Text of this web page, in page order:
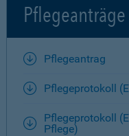
Pflegeanträge
Pflegeantrag
Pflegeprotokoll
Pflegeprotokoll
Pflege)